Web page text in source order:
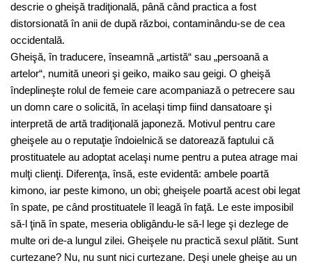
descrie o gheişă tradiţională, până când practica a fost
distorsionată în anii de după război, contaminându-se de cea
occidentală.
Gheişă, în traducere, înseamnă „artistă“ sau „persoană a
artelor“, numită uneori şi geiko, maiko sau geigi. O gheişă
îndeplineşte rolul de femeie care acompaniază o petrecere sau
un domn care o solicită, în acelaşi timp fiind dansatoare şi
interpretă de artă tradiţională japoneză. Motivul pentru care
gheişele au o reputaţie îndoielnică se datorează faptului că
prostituatele au adoptat acelaşi nume pentru a putea atrage mai
mulţi clienţi. Diferenţa, însă, este evidentă: ambele poartă
kimono, iar peste kimono, un obi; gheişele poartă acest obi legat
în spate, pe când prostituatele îl leagă în faţă. Le este imposibil
să-l ţină în spate, meseria obligându-le să-l lege şi dezlege de
multe ori de-a lungul zilei. Gheişele nu practică sexul plătit. Sunt
curtezane? Nu, nu sunt nici curtezane. Deşi unele gheişe au un